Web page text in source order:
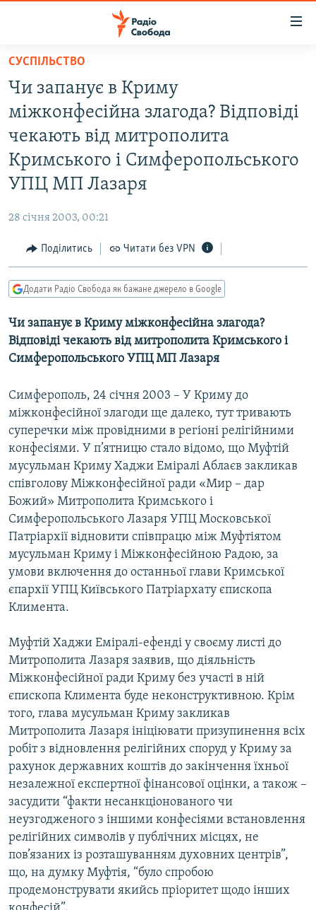
Перейти
основного
матеріалу
основної
навігації
Перейти
до
ВСЕ ЗА ДОБУ
ЕКОНОМІКА
СПОРТ
УКРАЇНА
ВІЙНА
РОСІЙСЬКА «ФІЛЬТРАЦІЯ»
ТИ ЯК?
СХЕМИ
МУЛЬТИМЕДІА
ФОТО
ПОДКАСТИ
КРИМ РЕАЛІЇ
РУС
УКР
КТАТ
ДОЛУЧАЙСЯ!
Усі сайти RFE/RL
СУСПІЛЬСТВО
Чи запанує в Криму
міжконфесійна злагода? Відповіді
чекають від митрополита
Кримського і Симферопольського
УПЦ МП Лазаря
28 січня 2003, 00:21
Поділитись Читати без VPN
Додати Радіо Свобода як бажане джерело в Google
Чи запанує в Криму міжконфесійна злагода?
Відповіді чекають від митрополита Кримського і
Симферопольського УПЦ МП Лазаря
Симферополь, 24 січня 2003 – У Криму до
міжконфесійної злагоди ще далеко, тут тривають
суперечки між провідними в регіоні релігійними
конфесіями. У п’ятницю стало відомо, що Муфтій
мусульман Криму Хаджи Еміралі Аблаєв закликав
співголову Міжконфесійної ради «Мир – дар
Божий» Митрополита Кримського і
Симферопольського Лазаря УПЦ Московської
Патріархії відновити співпрацю між Муфтіятом
мусульман Криму і Міжконфесійною Радою, за
умови включення до останньої глави Кримської
єпархії УПЦ Київського Патріархату єпископа
Климента.
Муфтій Хаджи Еміралі-ефенді у своєму листі до
Митрополита Лазаря заявив, що діяльність
Міжконфесійної ради Криму без участі в ній
єпископа Климента буде неконструктивною. Крім
того, глава мусульман Криму закликав
Митрополита Лазаря ініціювати призупинення всіх
робіт з відновлення релігійних споруд у Криму за
рахунок державних коштів до закінчення їхньої
незалежної експертної фінансової оцінки, а також –
засудити “факти несанкціонованого чи
неузгодженого з іншими конфесіями встановлення
релігійних символів у публічних місцях, не
пов’язаних із розташуванням духовних центрів”,
що, на думку Муфтія, “було спробою
продемонструвати якийсь пріоритет щодо інших